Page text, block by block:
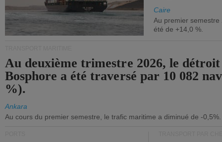
Caire
Au premier
été de +14,0 %.
Au deuxième trimestre 2026, le
Bosphore a été traversé par 10 082
%).
Ankara
Au cours du premier semestre, le trafic maritime a diminué de -0,5%.